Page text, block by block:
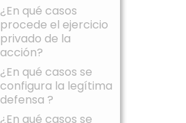
¿En qué casos
procede el ejercicio
privado de la
acción?
¿En qué casos se
configura la legítima
defensa ?
¿En qué casos se